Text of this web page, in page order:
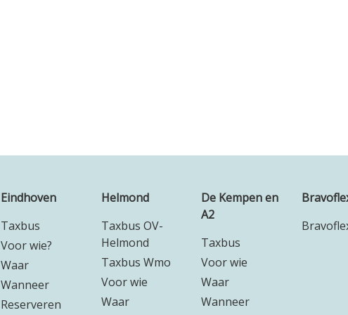
Eindhoven
Taxbus
Voor wie?
Waar
Wanneer
Reserveren
Helmond
Taxbus OV-
Helmond
Taxbus Wmo
Voor wie
Waar
De Kempen en
A2
Taxbus
Voor wie
Waar
Wanneer